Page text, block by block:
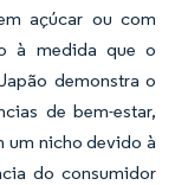
açúcar ou com
à medida que o
demonstra o
de bem-estar,
um nicho devido à
do consumidor